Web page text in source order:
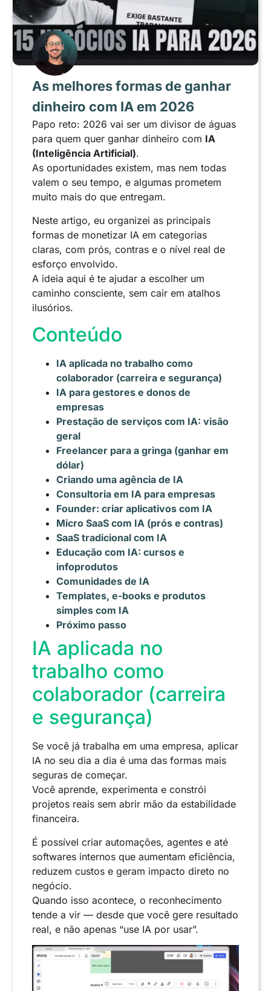
As melhores formas de ganhar
dinheiro com IA em 2026
Papo reto: 2026 vai ser um divisor de águas
para quem quer ganhar dinheiro com IA
(Inteligência Artificial).
As oportunidades existem, mas nem todas
valem o seu tempo, e algumas prometem
muito mais do que entregam.
Neste artigo, eu organizei as principais
formas de monetizar IA em categorias
claras, com prós, contras e o nível real de
esforço envolvido.
A ideia aqui é te ajudar a escolher um
caminho consciente, sem cair em atalhos
ilusórios.
Conteúdo
IA aplicada no trabalho como
colaborador (carreira e segurança)
IA para gestores e donos de
empresas
Prestação de serviços com IA: visão
geral
Freelancer para a gringa (ganhar em
dólar)
Criando uma agência de IA
Consultoria em IA para empresas
Founder: criar aplicativos com IA
Micro SaaS com IA (prós e contras)
SaaS tradicional com IA
Educação com IA: cursos e
infoprodutos
Comunidades de IA
Templates, e-books e produtos
simples com IA
Próximo passo
IA aplicada no
trabalho como
colaborador (carreira
e segurança)
Se você já trabalha em uma empresa, aplicar
IA no seu dia a dia é uma das formas mais
seguras de começar.
Você aprende, experimenta e constrói
projetos reais sem abrir mão da estabilidade
financeira.
É possível criar automações, agentes e até
softwares internos que aumentam eficiência,
reduzem custos e geram impacto direto no
negócio.
Quando isso acontece, o reconhecimento
tende a vir — desde que você gere resultado
real, e não apenas “use IA por usar”.